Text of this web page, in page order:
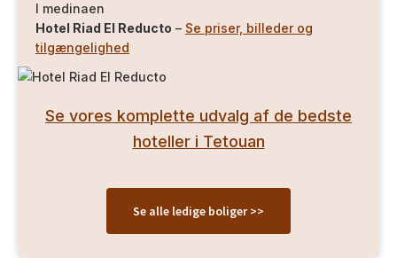
I medinaen
Hotel Riad El Reducto – Se priser, billeder og
tilgængelighed
Se vores komplette udvalg af de bedste
hoteller i Tetouan
Se alle ledige boliger >>